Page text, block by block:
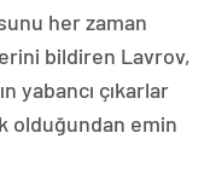
her zaman
bildiren Lavrov,
yabancı çıkarlar
olduğundan emin